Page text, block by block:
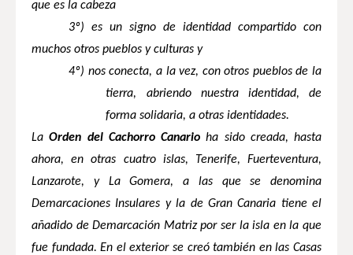
que es la cabeza
3º) es un signo de identidad compartido con
muchos otros pueblos y culturas y
4º) nos conecta, a la vez, con otros pueblos de la
tierra, abriendo nuestra identidad, de
forma solidaria, a otras identidades.
LaOrden del Cachorro Canario ha sido creada, hasta
ahora, en otras cuatro islas, Tenerife, Fuerteventura,
Lanzarote, y La Gomera, a las que se denomina
Demarcaciones Insulares y la de Gran Canaria tiene el
añadido de Demarcación Matriz por ser la isla en la que
fue fundada. En el exterior se creó también en las Casas